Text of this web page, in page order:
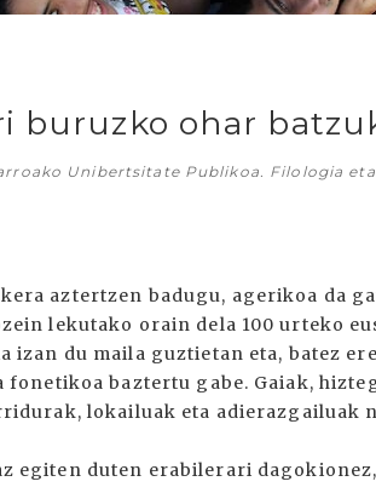
buruzko ohar
Unibertsitate Publikoa. Filologia
aztertzen badugu, agerikoa da
lekutako orain dela 100 urteko
izan du maila guztietan eta, batez
fonetikoa baztertu gabe. Gaiak,
lokailuak eta adierazgailuak
egiten duten erabilerari